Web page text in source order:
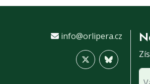
info@orlipera.cz